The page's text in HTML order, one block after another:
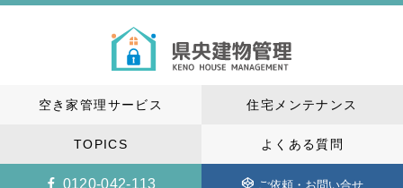
空き家管理サービス 住宅メンテナンス
TOPICS よくある質問
0120-042-113 ご依頼・お問い合せ